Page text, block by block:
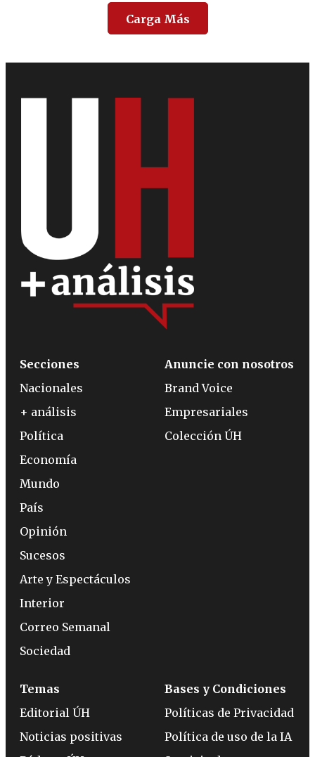
Carga Más
Secciones
Nacionales
+ análisis
Política
Economía
Mundo
País
Opinión
Sucesos
Arte y Espectáculos
Interior
Correo Semanal
Sociedad
Anuncie con nosotros
Brand Voice
Empresariales
Colección ÚH
Temas
Editorial ÚH
Noticias positivas
Bases y Condiciones
Políticas de Privacidad
Política de uso de la IA